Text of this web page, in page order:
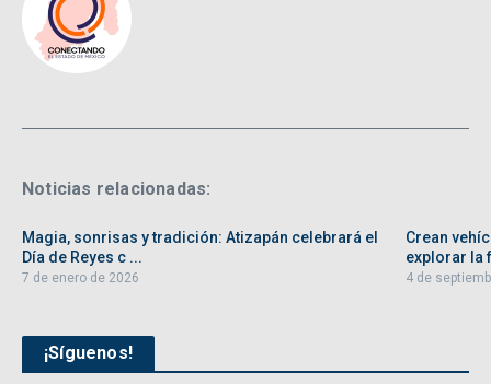
Noticias relacionadas:
Magia, sonrisas y tradición: Atizapán celebrará el
Día de Reyes c ...
7 de enero de 2026
Crean
explorar la
4 de
¡Síguenos!